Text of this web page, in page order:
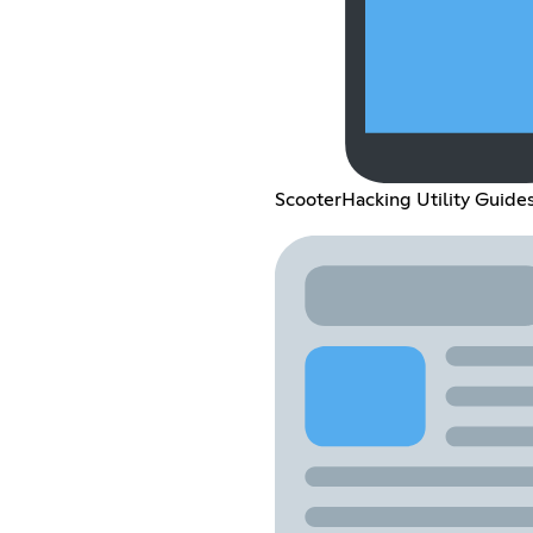
ScooterHacking Utility